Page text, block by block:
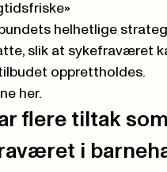
helhetlige
slik at sykefraværet
opprettholdes.
her.
flere tiltak
i